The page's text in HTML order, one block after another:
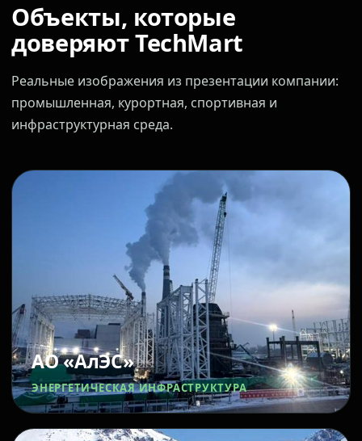
Объекты, которые
доверяют TechMart
Реальные изображения из презентации компании:
промышленная, курортная, спортивная и
инфраструктурная среда.
АО «АлЭС»
ЭНЕРГЕТИЧЕСКАЯ ИНФРАСТРУКТУРА